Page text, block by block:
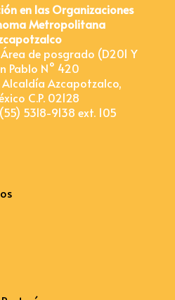
en las Organizaciones
Metropolitana
de posgrado (D201 Y
Pablo N° 420
Alcaldía Azcapotzalco,
C.P. 02128
5318-9138 ext. 105